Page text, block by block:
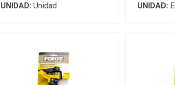
UNIDAD: Unidad
UNIDAD: